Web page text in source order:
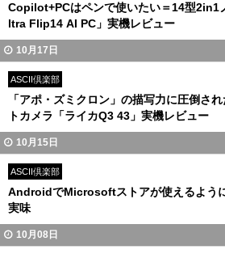
Copilot+PCはペンで使いたい＝14型2in1
ltra Flip14 AI PC」実機レビュー
10月17日
ASCII倶楽部
「アポ・ズミクロン」の描写力に圧倒さ
トカメラ「ライカQ3 43」実機レビュー
10月15日
ASCII倶楽部
AndroidでMicrosoftストアが使えるよう
実味
10月08日